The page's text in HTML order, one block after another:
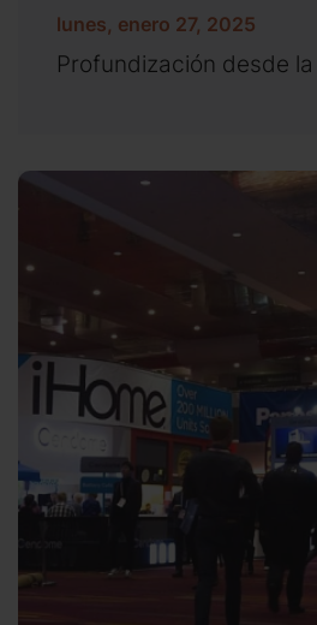
lunes, enero 27, 2025
Profundización desde